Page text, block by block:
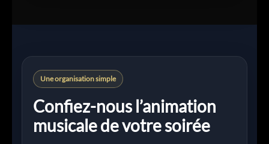
Une organisation simple
Confiez-nous l’animation
musicale de votre soirée